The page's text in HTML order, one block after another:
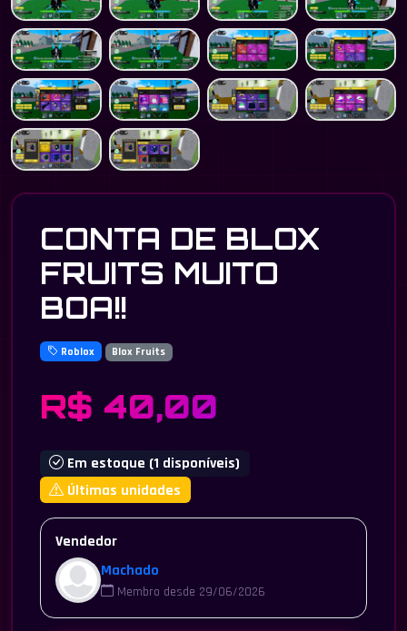
CONTA DE BLOX
FRUITS MUITO
BOA!!
Roblox Blox Fruits
R$ 40,00
Em estoque (1 disponíveis)
Últimas unidades
Vendedor
Machado
Membro desde 29/06/2026